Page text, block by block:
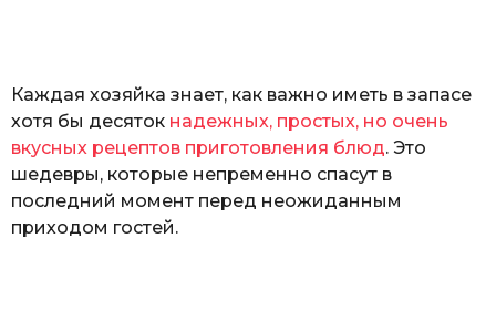
Каждая хозяйка знает, как важно иметь в запасе
хотя бы десяток надежных, простых, но очень
вкусных рецептов приготовления блюд. Это
шедевры, которые непременно спасут в
последний момент перед неожиданным
приходом гостей.